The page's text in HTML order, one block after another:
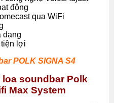
động
qua WiFi
dạng
tiện lợi
POLK SIGNA S4
soundbar Polk
Max System